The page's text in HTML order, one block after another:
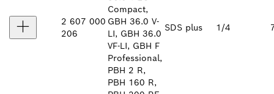
2 607 000
206
Compact,
GBH 36.0 V-
LI, GBH 36.0
VF-LI, GBH F
Professional,
PBH 2 R,
PBH 160 R,
SDS plus 1/4